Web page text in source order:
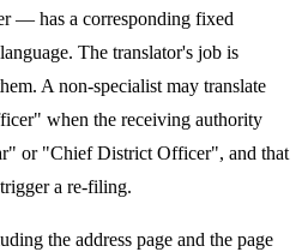
— has a corresponding fixed
The translator's job is
A non-specialist may translate
when the receiving authority
or "Chief District Officer", and that
a re-filing.
the address page and the page